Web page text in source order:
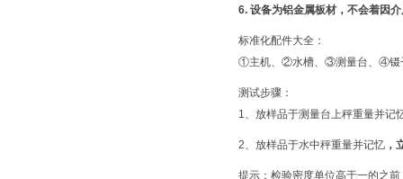
6. 设备为铝金属板材，不会着因
标准化配件大全：
①主机、②水槽、③测量台、④镊
测试步骤：
1、放样品于测量台上秤重量并记
2、放样品于水中秤重量并记忆 ，
提示：检验密度单位高于一的之